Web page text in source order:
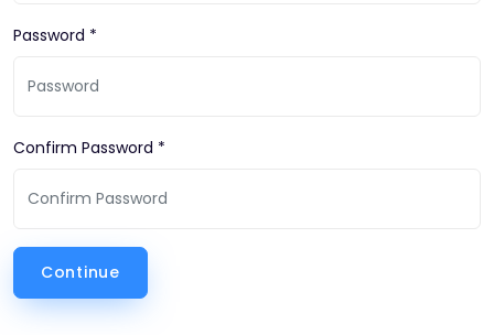
Password *
Confirm Password *
Continue